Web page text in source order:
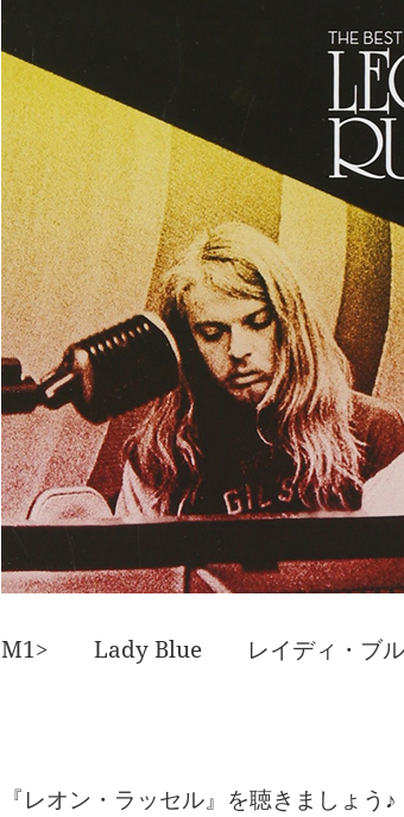
M1> Lady Blue レイディ・ブ
『レオン・ラッセル』を聴きましょう♪